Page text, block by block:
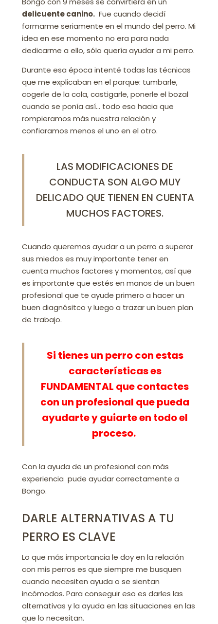
delicuente canino.Fue cuando decidí
formarme seriamente en el mundo del perro. Mi
idea en ese momento no era para nada
dedicarme a ello, sólo quería ayudar a mi perro.
Durante esa época intenté todas las técnicas
que me explicaban en el parque: tumbarle,
cogerle de la cola, castigarle, ponerle el bozal
cuando se ponía así… todo eso hacia que
rompieramos más nuestra relación y
confiaramos menos el uno en el otro.
LAS MODIFICACIONES DE
CONDUCTA SON ALGO MUY
DELICADO QUE TIENEN EN CUENTA
MUCHOS FACTORES.
Cuando queremos ayudar a un perro a superar
sus miedos es muy importante tener en
cuenta muchos factores y momentos, así que
es importante que estés en manos de un buen
profesional que te ayude primero a hacer un
buen diagnósitco y luego a trazar un buen plan
de trabajo.
Si tienes un perro con estas
características es
FUNDAMENTAL que contactes
con un profesional que pueda
ayudarte y guiarte en todo el
proceso.
Con la ayuda de un profesional con más
experiencia pude ayudar correctamente a
Bongo.
DARLE ALTERNATIVAS A TU
PERRO ES CLAVE
Lo que más importancia le doy en la relación
con mis perros es que siempre me busquen
cuando necesiten ayuda o se sientan
incómodos. Para conseguir eso es darles las
alternativas y la ayuda en las situaciones en las
que lo necesitan.